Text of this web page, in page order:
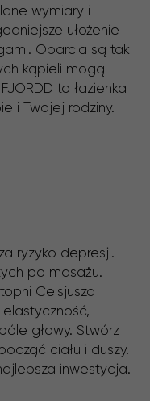
wymiary i
ułożenie
Oparcia są tak
kąpieli mogą
to łazienka
i Twojej rodziny.
ryzyko depresji.
po masażu.
Celsjusza
głowy. Stwórz
ciału i duszy.
inwestycja.